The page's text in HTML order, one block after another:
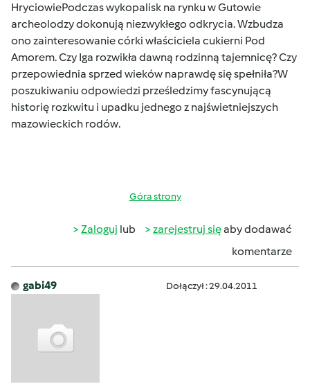
HryciowiePodczas wykopalisk na rynku w Gutowie
archeolodzy dokonują niezwykłego odkrycia. Wzbudza
ono zainteresowanie córki właściciela cukierni Pod
Amorem. Czy Iga rozwikła dawną rodzinną tajemnicę? Czy
przepowiednia sprzed wieków naprawdę się spełniła?W
poszukiwaniu odpowiedzi prześledzimy fascynującą
historię rozkwitu i upadku jednego z najświetniejszych
mazowieckich rodów.
Góra strony
Zaloguj lub zarejestruj sięaby dodawać
komentarze
gabi49 Dołączył : 29.04.2011